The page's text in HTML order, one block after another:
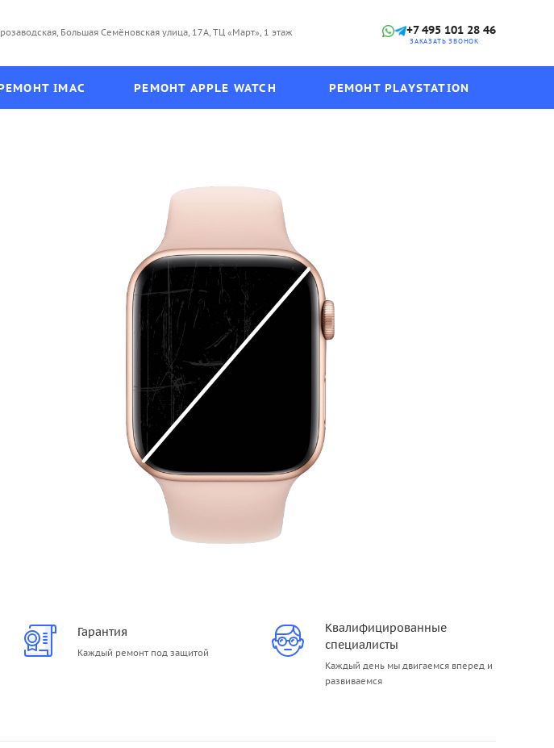
Большая Семёновская улица, 17А, ТЦ «Март», 1 этаж +7 495 101 28 46
ЗАКАЗАТЬ ЗВОНОК
IMAC РЕМОНТ APPLE WATCH РЕМОНТ PLAYSTATION
Гарантия
Каждый ремонт под защитой
Квалифицированные
специалисты
Каждый день мы двигаемся вперед и
развиваемся